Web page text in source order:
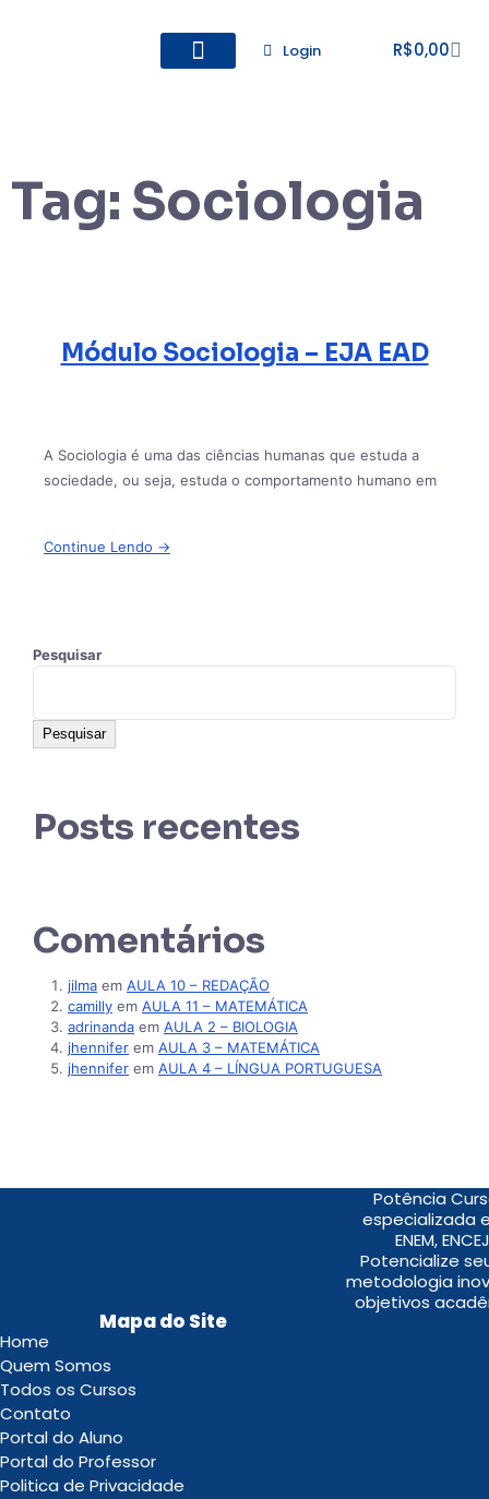
Login R$0,00
Tag: Sociologia
Módulo Sociologia – EJA EAD
A Sociologia é uma das ciências humanas que estuda a
sociedade, ou seja, estuda o comportamento humano em
Continue Lendo →
Pesquisar
Pesquisar
Posts recentes
Comentários
jilma em AULA 10 – REDAÇÃO
camilly em AULA 11 – MATEMÁTICA
adrinanda em AULA 2 – BIOLOGIA
jhennifer em AULA 3 – MATEMÁTICA
jhennifer em AULA 4 – LÍNGUA PORTUGUESA
Potência
especializada
ENEM,
Potencialize
metodologia
objetivos
Mapa do Site
Home
Quem Somos
Todos os Cursos
Contato
Portal do Aluno
Portal do Professor
Politica de Privacidade